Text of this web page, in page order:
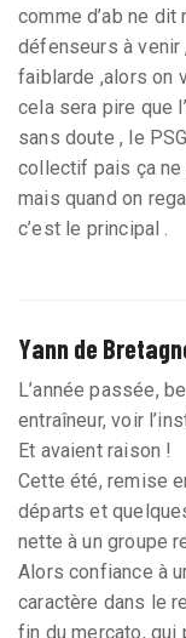
comme d’ab ne dit
défenseurs à venir
faiblarde ,alors on
cela sera pire que
sans doute , le
collectif pais ça ne
mais quand on
c’est le principal .
Yann de
L’année passée,
entraîneur, voir
Et avaient raison !
Cette été, remise
départs et
nette à un groupe
Alors confiance à
caractère dans le
fin du mercato, qui